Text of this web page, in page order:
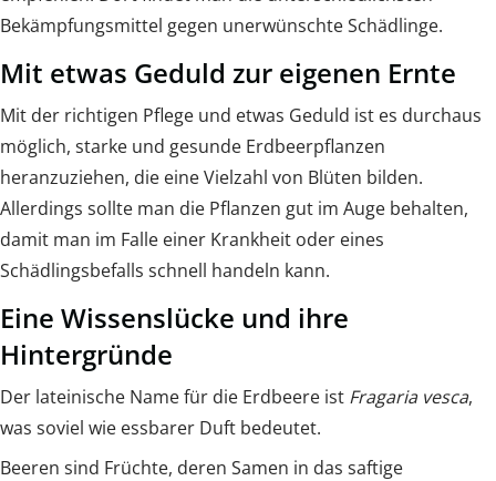
Bekämpfungsmittel gegen unerwünschte Schädlinge.
Mit etwas Geduld zur eigenen Ernte
Mit der richtigen Pflege und etwas Geduld ist es durchaus
möglich, starke und gesunde Erdbeerpflanzen
heranzuziehen, die eine Vielzahl von Blüten bilden.
Allerdings sollte man die Pflanzen gut im Auge behalten,
damit man im Falle einer Krankheit oder eines
Schädlingsbefalls schnell handeln kann.
Eine Wissenslücke und ihre
Hintergründe
Der lateinische Name für die Erdbeere ist Fragaria vesca,
was soviel wie essbarer Duft bedeutet.
Beeren sind Früchte, deren Samen in das saftige